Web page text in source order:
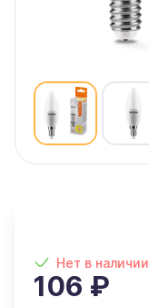
Нет в наличии
106 ₽